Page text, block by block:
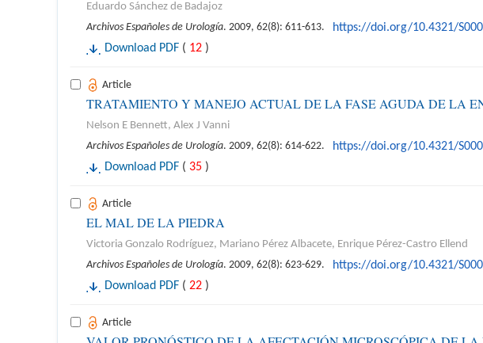
Eduardo Sánchez de Badajoz
Archivos Españoles de Urología. 2009, 62(8): 611-613.
https://doi.org/10.4321/
Download PDF ( 12 )
Article
TRATAMIENTO Y MANEJO ACTUAL DE LA FASE AGUDA DE LA
Nelson E Bennett, Alex J Vanni
Archivos Españoles de Urología. 2009, 62(8): 614-622.
https://doi.org/10.4321/
Download PDF ( 35 )
Article
EL MAL DE LA PIEDRA
Victoria Gonzalo Rodríguez, Mariano Pérez Albacete, Enrique Pérez-Castro Ellend
Archivos Españoles de Urología. 2009, 62(8): 623-629.
https://doi.org/10.4321/
Download PDF ( 22 )
Article